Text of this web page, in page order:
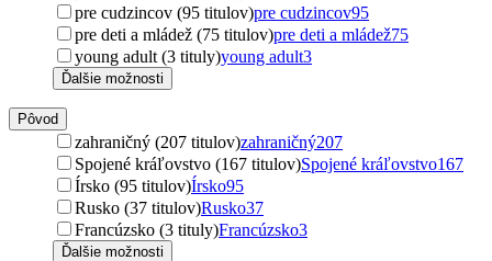
pre cudzincov (95 titulov)pre cudzincov95
pre deti a mládež (75 titulov)pre deti a mládež75
young adult (3 tituly)young adult3
Ďalšie možnosti
Pôvod
zahraničný (207 titulov)zahraničný207
Spojené kráľovstvo (167 titulov)Spojené kráľovstvo167
Írsko (95 titulov)Írsko95
Rusko (37 titulov)Rusko37
Francúzsko (3 tituly)Francúzsko3
Ďalšie možnosti